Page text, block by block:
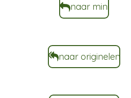
naar mini
naar originelen